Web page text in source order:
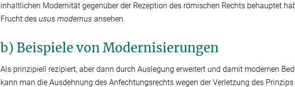
inhaltlichen Modernität gegenüber der Rezeption des römischen Rechts behauptet
Frucht des usus modernus ansehen.
b) Beispiele von Modernisierungen
Als prinzipiell rezipiert, aber dann durch Auslegung erweitert und damit modernen
kann man die Ausdehnung des Anfechtungsrechts wegen der Verletzung des